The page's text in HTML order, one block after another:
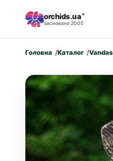
orchids.ua ®
засновано 2005
Головна Каталог Vandas